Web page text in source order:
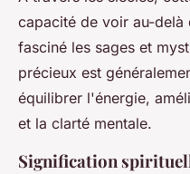
capacité de voir au-
fasciné les sages et
précieux est
équilibrer l'énergie,
et la clarté mentale.
Signification